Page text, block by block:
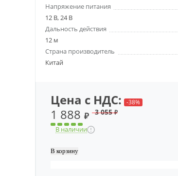
Напряжение питания
12 В, 24 В
Дальность действия
12 м
Страна производитель
Китай
Цена с НДС: -38%
1 888₽ 3 055₽
В наличии